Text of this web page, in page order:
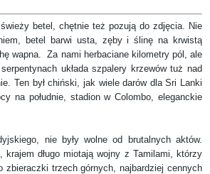
betel, chętnie też pozują do zdjęcia. Nie
betel barwi usta, zęby i ślinę na krwistą
wapna. Za nami herbaciane kilometry pól, ale
układa szpalery krzewów tuż nad
Ten był chiński, jak wiele darów dla Sri Lanki
na południe, stadion w Colombo, eleganckie
nie były wolne od brutalnych aktów.
długo miotają wojny z Tamilami, którzy
trzech górnych, najbardziej cennych